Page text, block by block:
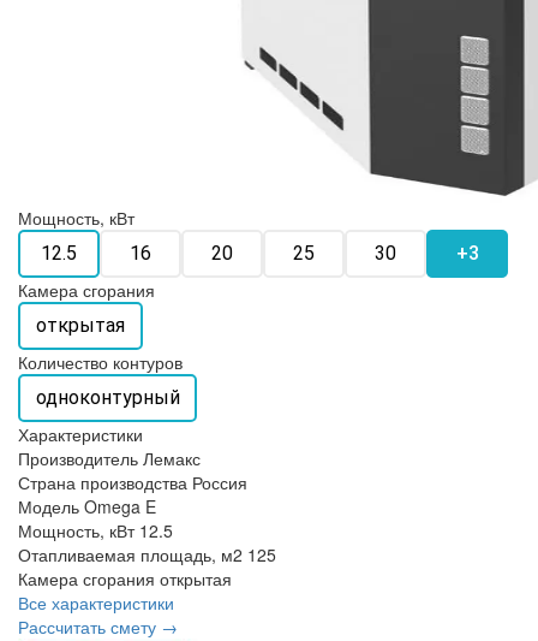
Мощность, кВт
12.5 16 20 25 30 +3
Камера сгорания
открытая
Количество контуров
одноконтурный
Характеристики
Производитель Лемакс
Страна производства Россия
Модель Omega E
Мощность, кВт 12.5
Отапливаемая площадь, м2 125
Камера сгорания открытая
Все характеристики
Рассчитать смету →